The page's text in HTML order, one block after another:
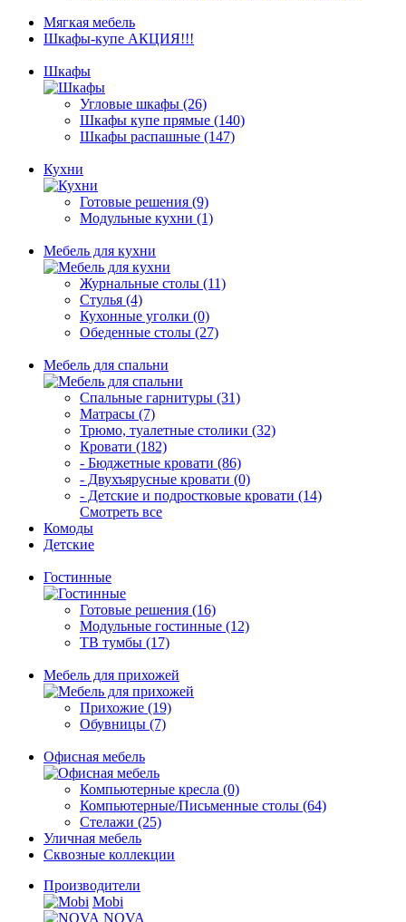
Мягкая мебель
Шкафы-купе АКЦИЯ!!!
Шкафы
Угловые шкафы (26)
Шкафы купе прямые (140)
Шкафы распашные (147)
Кухни
Готовые решения (9)
Модульные кухни (1)
Мебель для кухни
Журнальные столы (11)
Стулья (4)
Кухонные уголки (0)
Обеденные столы (27)
Мебель для спальни
Спальные гарнитуры (31)
Матрасы (7)
Трюмо, туалетные столики (32)
Кровати (182)
- Бюджетные кровати (86)
- Двухъярусные кровати (0)
- Детские и подростковые кровати (14)
Смотреть все
Комоды
Детские
Гостинные
Готовые решения (16)
Модульные гостинные (12)
ТВ тумбы (17)
Мебель для прихожей
Прихожие (19)
Обувницы (7)
Офисная мебель
Компьютерные кресла (0)
Компьютерные/Письменные столы (64)
Стелажи (25)
Уличная мебель
Сквозные коллекции
Производители
Mobi
NOVA